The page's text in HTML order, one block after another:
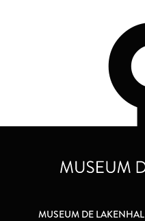
MUSEUM DE LAKENHAL